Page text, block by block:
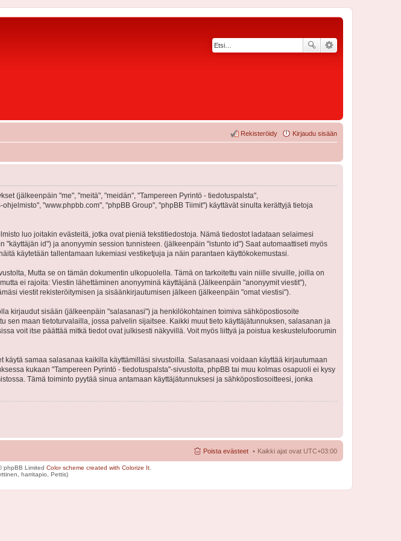
Kirjaudu sisään
Rekisteröidy
(jälkeenpäin "me", "meitä", "meidän", "Tampereen Pyrintö - tiedotuspalsta",
"www.phpbb.com", "phpBB Group", "phpBB Tiimit") käyttävät sinulta kerättyjä tietoja
luo joitakin evästeitä, jotka ovat pieniä tekstitiedostoja. Nämä tiedostot ladataan selaimesi
id") ja anonyymin session tunnisteen. (jälkeenpäin "istunto id") Saat automaattiseti myös
käytetään tallentamaan lukemiasi vestiketjuja ja näin parantaen käyttökokemustasi.
Mutta se on tämän dokumentin ulkopuolella. Tämä on tarkoitettu vain niille sivuille, joilla on
ei rajoita: Viestin lähettäminen anonyyminä käyttäjänä (Jälkeenpäin "anonyymit viestit"),
viestit rekisteröitymisen ja sisäänkirjautumisen jälkeen (jälkeenpäin "omat viestisi").
kirjaudut sisään (jälkeenpäin "salasanasi") ja henkilökohtainen toimiva sähköpostiosoite
maan tietoturvalailla, jossa palvelin sijaitsee. Kaikki muut tieto käyttäjätunnuksen, salasanan ja
voit itse päättää mitkä tiedot ovat julkisesti näkyvillä. Voit myös liittyä ja poistua keskustelufoorumin
samaa salasanaa kaikilla käyttämilläsi sivustoilla. Salasanaasi voidaan käyttää kirjautumaan
kukaan "Tampereen Pyrintö - tiedotuspalsta"-sivustolta, phpBB tai muu kolmas osapuoli ei kysy
Tämä toiminto pyytää sinua antamaan käyttäjätunnuksesi ja sähköpostiosoitteesi, jonka
Kaikki ajat ovat UTC+03:00
Poista evästeet
phpBB Limited Color scheme created with Colorize It
harritapio, Pettis)